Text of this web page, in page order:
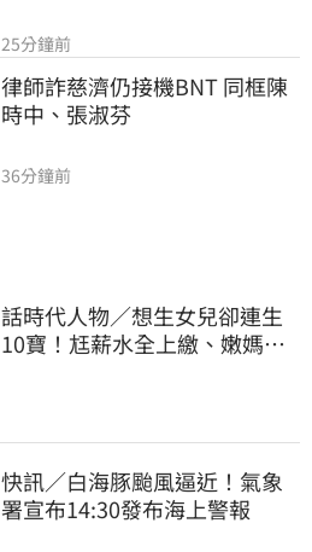
25分鐘前
律師詐慈濟仍接機BNT 同框陳
時中、張淑芬
36分鐘前
話時代人物／想生女兒卻連生
10寶！尪薪水全上繳、嫩媽吐
快訊／白海豚颱風逼近！氣象
署宣布14:30發布海上警報